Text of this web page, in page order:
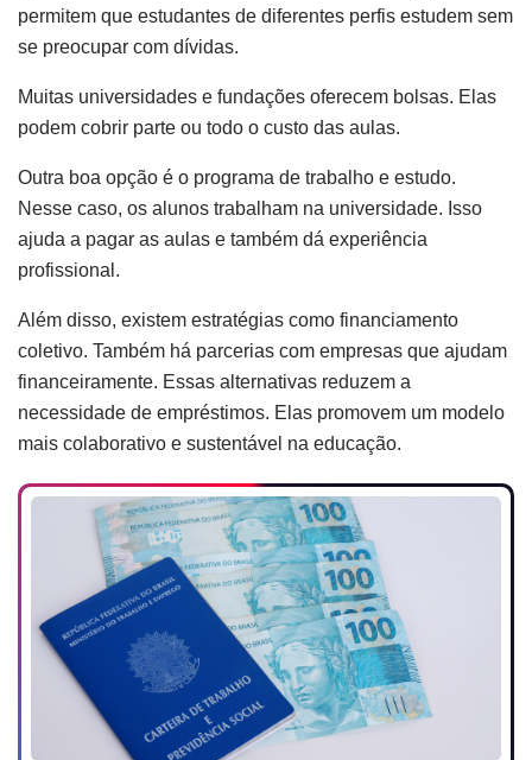
permitem que estudantes de diferentes perfis estudem sem
se preocupar com dívidas.
Muitas universidades e fundações oferecem bolsas. Elas
podem cobrir parte ou todo o custo das aulas.
Outra boa opção é o programa de trabalho e estudo.
Nesse caso, os alunos trabalham na universidade. Isso
ajuda a pagar as aulas e também dá experiência
profissional.
Além disso, existem estratégias como financiamento
coletivo. Também há parcerias com empresas que ajudam
financeiramente. Essas alternativas reduzem a
necessidade de empréstimos. Elas promovem um modelo
mais colaborativo e sustentável na educação.